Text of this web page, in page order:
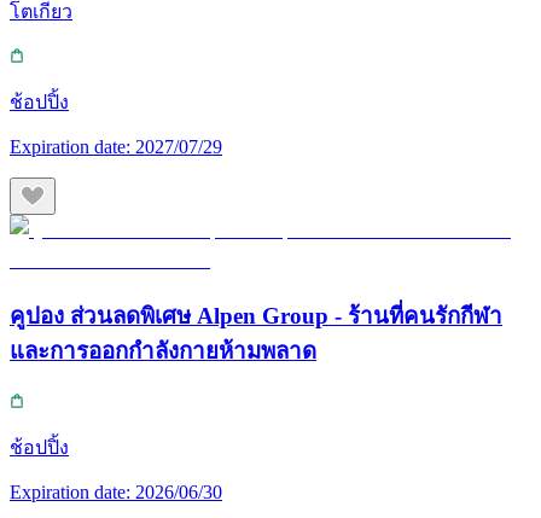
โตเกียว
ช้อปปิ้ง
Expiration date: 2027/07/29
คูปอง ส่วนลดพิเศษ Alpen Group - ร้านที่คนรักกีฬา
และการออกกำลังกายห้ามพลาด
ช้อปปิ้ง
Expiration date: 2026/06/30